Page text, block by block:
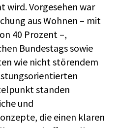
wird. Vorgesehen war
aus Wohnen – mit
40 Prozent –,
Bundestags sowie
wie nicht störendem
standen
und
die einen klaren